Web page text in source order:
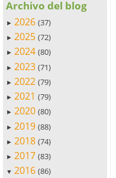
Archivo del blog
► 2026 (37)
► 2025 (72)
► 2024 (80)
► 2023 (71)
► 2022 (79)
► 2021 (79)
► 2020 (80)
► 2019 (88)
► 2018 (74)
► 2017 (83)
▼ 2016 (86)